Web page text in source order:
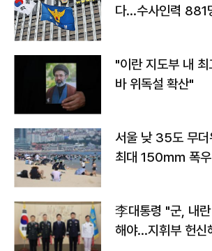
다…수사인력 881
"이란 지도부 내
바 위독설 확산"
서울 낮 35도 무
최대 150㎜ 폭우
李대통령 "군, 내
해야…지휘부 헌신